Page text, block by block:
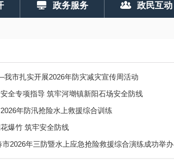
政务服务 政民互动
市扎实开展2026年防灾减灾宣传周活动
全专项指导 筑牢河㙟镇新阳石场安全防线
年防汛抢险水上救援综合训练
爆竹 筑牢安全防线
2026年三防暨水上应急抢险救援综合演练成功举办